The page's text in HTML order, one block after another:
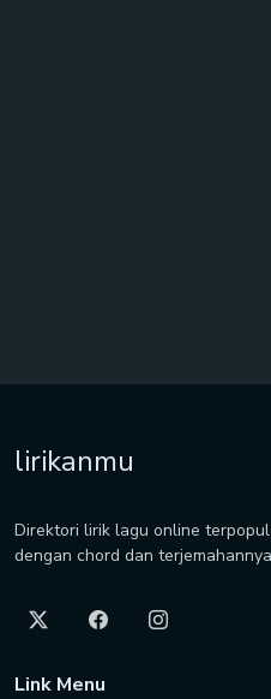
lirikanmu
Direktori lirik lagu online
dengan chord dan
Link Menu